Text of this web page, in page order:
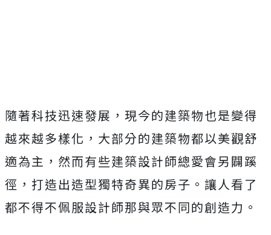
隨著科技迅速發展，現今的建築物也是變得
越來越多樣化，大部分的建築物都以美觀舒
適為主，然而有些建築設計師總愛會另闢蹊
徑，打造出造型獨特奇異的房子。讓人看了
都不得不佩服設計師那與眾不同的創造力。